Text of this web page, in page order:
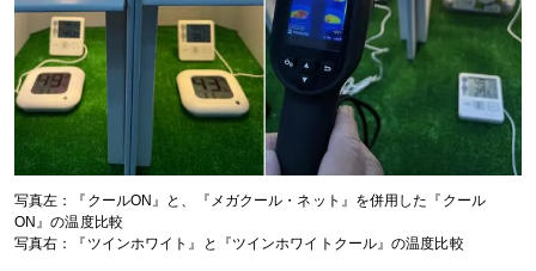
写真左：『クールON』と、『メガクール・ネット』を併用した『クール
ON』の温度比較
写真右：『ツインホワイト』と『ツインホワイトクール』の温度比較